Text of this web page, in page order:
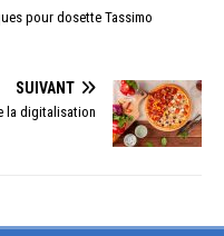
pour dosette Tassimo
SUIVANT
la digitalisation